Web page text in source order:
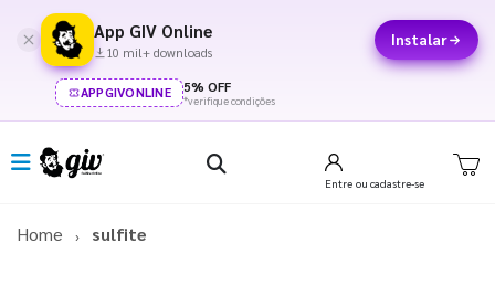
App GIV Online
10 mil+ downloads
Instalar
APPGIVONLINE 5% OFF
*verifique condições
Entre ou cadastre-se
Home sulfite